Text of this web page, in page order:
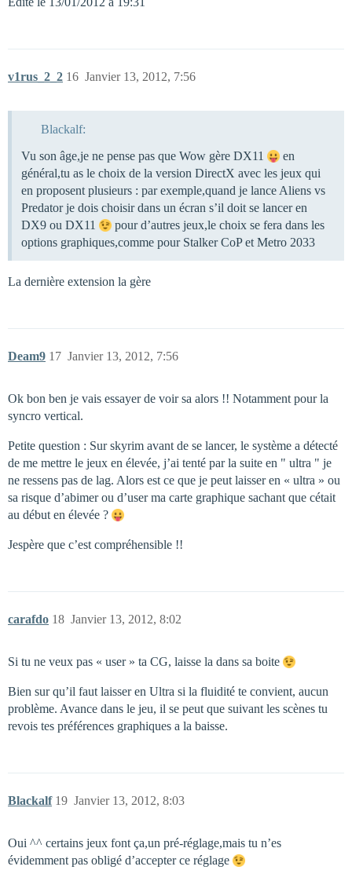
v1rus_2_2 Janvier 13, 2012, 7:56
16
Blackalf:
Vu son âge,je ne pense pas que Wow gère DX11
en
général,tu as le choix de la version DirectX avec les jeux qui
en proposent plusieurs : par exemple,quand je lance Aliens vs
Predator je dois choisir dans un écran s’il doit se lancer en
DX9 ou DX11
pour d’autres jeux,le choix se fera dans les
options graphiques,comme pour Stalker CoP et Metro 2033
La dernière extension la gère
Deam9 Janvier 13, 2012, 7:56
17
Ok bon ben je vais essayer de voir sa alors !! Notamment pour la
syncro vertical.
Petite question : Sur skyrim avant de se lancer, le système a détecté
de me mettre le jeux en élevée, j’ai tenté par la suite en " ultra " je
ne ressens pas de lag. Alors est ce que je peut laisser en « ultra » ou
sa risque d’abimer ou d’user ma carte graphique sachant que cétait
au début en élevée ?
Jespère que c’est compréhensible !!
carafdo Janvier 13, 2012, 8:02
18
Si tu ne veux pas « user » ta CG, laisse la dans sa boite
Bien sur qu’il faut laisser en Ultra si la fluidité te convient, aucun
problème. Avance dans le jeu, il se peut que suivant les scènes tu
revois tes préférences graphiques a la baisse.
Blackalf Janvier 13, 2012, 8:03
19
Oui ^^ certains jeux font ça,un pré-réglage,mais tu n’es
évidemment pas obligé d’accepter ce réglage